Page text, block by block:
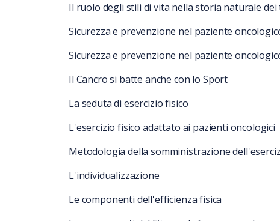
Il ruolo degli stili di vita nella storia naturale
Sicurezza e prevenzione nel paziente
Sicurezza e prevenzione nel paziente
Il Cancro si batte anche con lo Sport
La seduta di esercizio fisico
L'esercizio fisico adattato ai pazienti oncologici
Metodologia della somministrazione
L'individualizzazione
Le componenti dell'efficienza fisica